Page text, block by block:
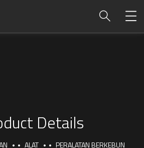
Details
ALAT
PERALATAN BERKEBUN